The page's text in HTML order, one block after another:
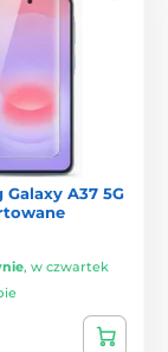
Galaxy A37 5G
, w czwartek